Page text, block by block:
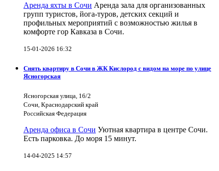
Аренда яхты в Сочи Аренда зала для организованных
групп туристов, йога-туров, детских секций и
профильных мероприятий с возможностью жилья в
комфорте гор Кавказа в Сочи.
15-01-2026 16:32
Снять квартиру в Сочи в ЖК Кислород с видом на море по улице
Ясногорская
Ясногорская улица, 16/2
Сочи, Краснодарский край
Российская Федерация
Аренда офиса в Сочи Уютная квартира в центре Сочи.
Есть парковка. До моря 15 минут.
14-04-2025 14:57